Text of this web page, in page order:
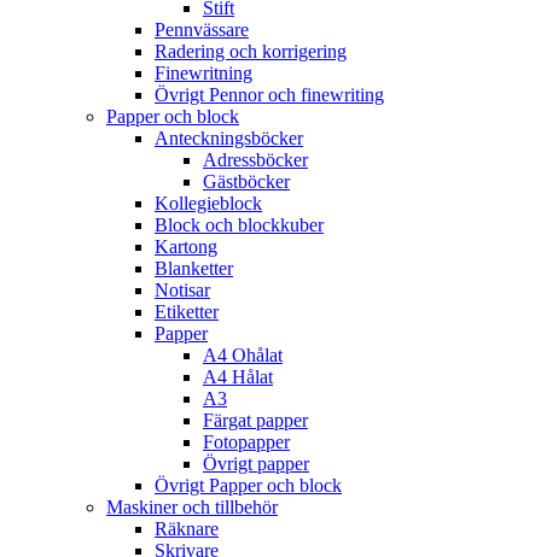
Stift
Pennvässare
Radering och korrigering
Finewritning
Övrigt Pennor och finewriting
Papper och block
Anteckningsböcker
Adressböcker
Gästböcker
Kollegieblock
Block och blockkuber
Kartong
Blanketter
Notisar
Etiketter
Papper
A4 Ohålat
A4 Hålat
A3
Färgat papper
Fotopapper
Övrigt papper
Övrigt Papper och block
Maskiner och tillbehör
Räknare
Skrivare